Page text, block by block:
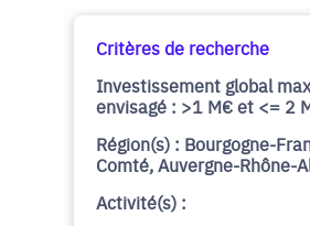
Critères de recherche
Investissement global
envisagé : >1 M€ et <= 2
Région(s) : Bourgogne-
Comté, Auvergne-Rhône-
Activité(s) :